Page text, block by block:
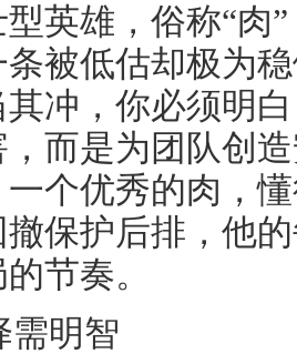
英雄，俗称“肉
被低估却极为
冲，你必须明
而是为团队创
个优秀的肉，
保护后排，他
节奏。
需明智